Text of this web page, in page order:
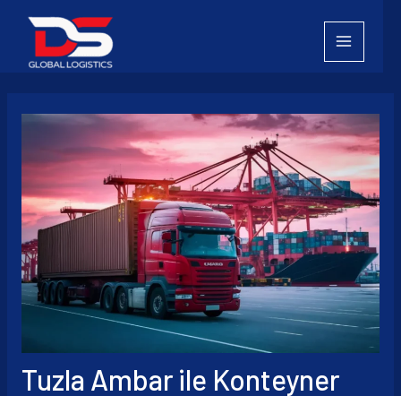
Tuzla Ambar ile Konteyner